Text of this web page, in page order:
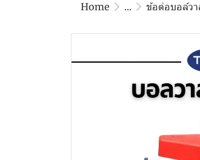
Home ... ข้อต่อบอล์ว